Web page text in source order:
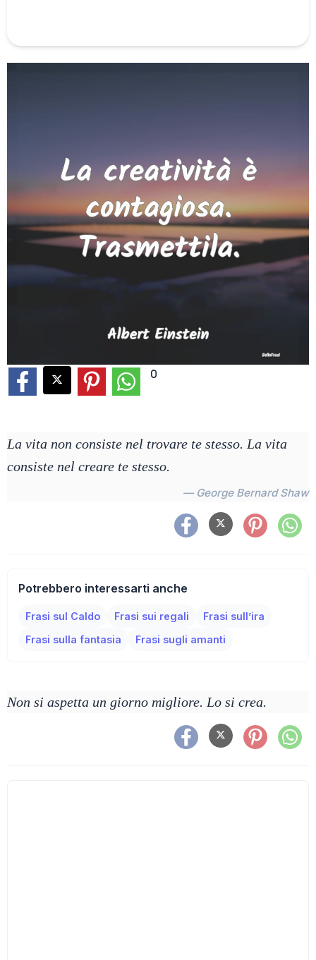
0
La vita non consiste nel trovare te stesso. La vita
consiste nel creare te stesso.
— George Bernard Shaw
Potrebbero interessarti anche
Frasi sul Caldo Frasi sui regali
Frasi sull’ira
Frasi sulla fantasia
Frasi sugli amanti
Non si aspetta un giorno migliore. Lo si crea.